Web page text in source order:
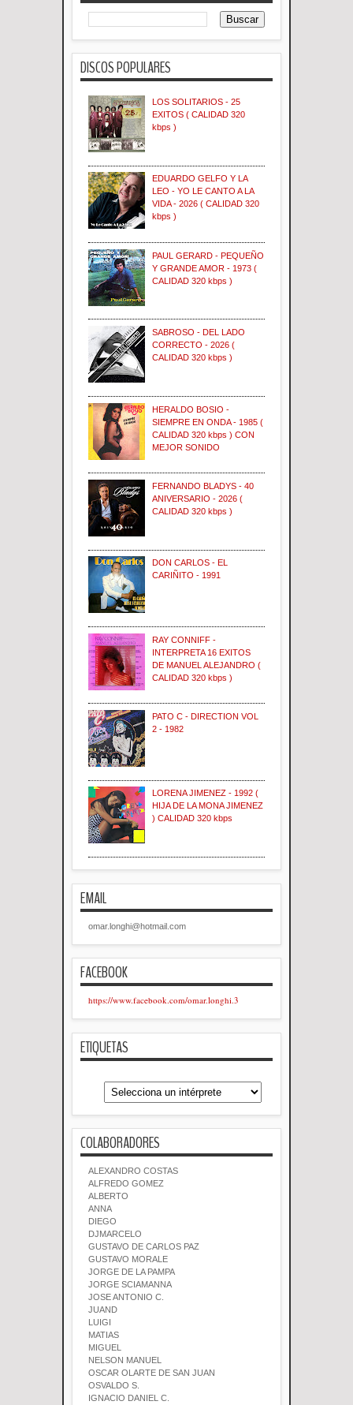
DISCOS POPULARES
LOS SOLITARIOS - 25
EXITOS ( CALIDAD 320
kbps )
EDUARDO GELFO Y LA
LEO - YO LE CANTO A LA
VIDA - 2026 ( CALIDAD 320
kbps )
PAUL GERARD - PEQUEÑO
Y GRANDE AMOR - 1973 (
CALIDAD 320 kbps )
SABROSO - DEL LADO
CORRECTO - 2026 (
CALIDAD 320 kbps )
HERALDO BOSIO -
SIEMPRE EN ONDA - 1985 (
CALIDAD 320 kbps ) CON
MEJOR SONIDO
FERNANDO BLADYS - 40
ANIVERSARIO - 2026 (
CALIDAD 320 kbps )
DON CARLOS - EL
CARIÑITO - 1991
RAY CONNIFF -
INTERPRETA 16 EXITOS
DE MANUEL ALEJANDRO (
CALIDAD 320 kbps )
PATO C - DIRECTION VOL
2 - 1982
LORENA JIMENEZ - 1992 (
HIJA DE LA MONA JIMENEZ
) CALIDAD 320 kbps
EMAIL
omar.longhi@hotmail.com
FACEBOOK
https://www.facebook.com/omar.longhi.3
ETIQUETAS
COLABORADORES
ALEXANDRO COSTAS
ALFREDO GOMEZ
ALBERTO
ANNA
DIEGO
DJMARCELO
GUSTAVO DE CARLOS PAZ
GUSTAVO MORALE
JORGE DE LA PAMPA
JORGE SCIAMANNA
JOSE ANTONIO C.
JUAND
LUIGI
MATIAS
MIGUEL
NELSON MANUEL
OSCAR OLARTE DE SAN JUAN
OSVALDO S.
IGNACIO DANIEL C.